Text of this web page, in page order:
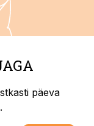
päeva